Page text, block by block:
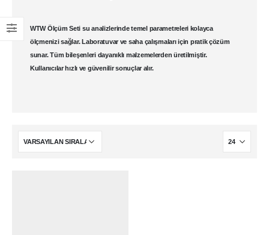
WTW Ölçüm Seti su analizlerinde temel parametreleri kolayca
ölçmenizi sağlar.Laboratuvar ve saha çalışmaları için pratik çözüm
sunar. Tüm bileşenleri dayanıklı malzemelerden üretilmiştir.
Kullanıcılar hızlı ve güvenilir sonuçlar alır.